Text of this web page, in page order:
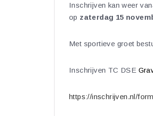
Inschrijven kan weer
op zaterdag 15
Met sportieve groet
Inschrijven TC DSE
https://inschrijven.nl/